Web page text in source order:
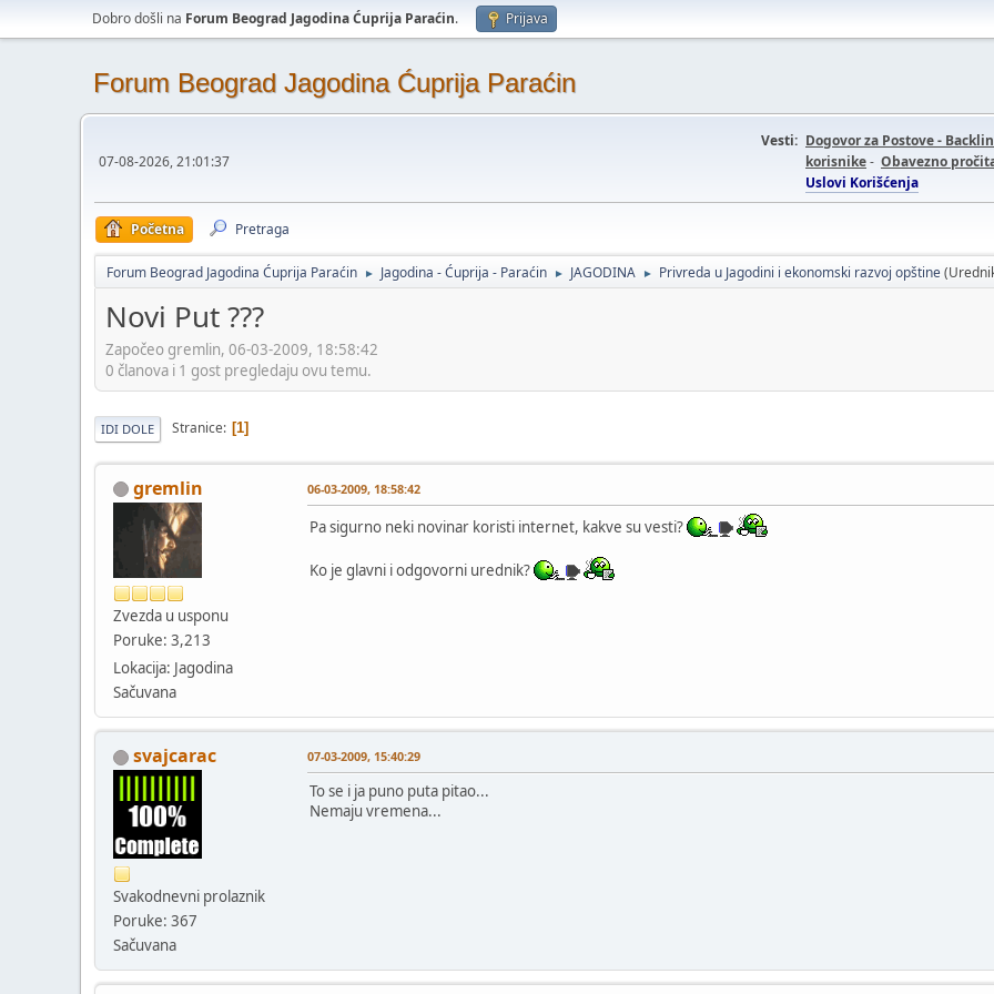
Dobro došli na Forum Beograd Jagodina Ćuprija Paraćin. Prijava
Forum Beograd Jagodina Ćuprija Paraćin
07-08-2026, 21:01:37
Vesti: Dogovor za Postove -
korisnike- Obavezno
Uslovi Korišćenja
Početna Pretraga
Forum Beograd Jagodina Ćuprija Paraćin ► Jagodina - Ćuprija - Paraćin ► JAGODINA ► Privreda u Jagodini i ekonomski razvoj opštine
Novi Put ???
Započeo gremlin, 06-03-2009, 18:58:42
0 članova i 1 gost pregledaju ovu temu.
IDI DOLE Stranice 1
gremlin
Zvezda u usponu
Poruke: 3,213
Lokacija: Jagodina
Sačuvana
06-03-2009, 18:58:42
Pa sigurno neki novinar koristi internet, kakve su vesti?
Ko je glavni i odgovorni urednik?
svajcarac
Svakodnevni prolaznik
Poruke: 367
Sačuvana
07-03-2009, 15:40:29
To se i ja puno puta pitao...
Nemaju vremena...